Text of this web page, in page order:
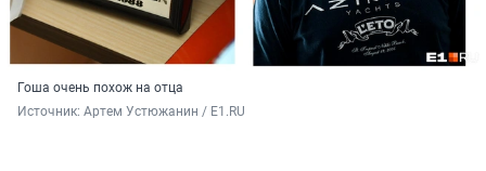
Гоша очень похож на отца
Источник: Артем Устюжанин / E1.RU